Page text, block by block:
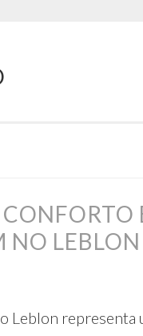
NO LEBLON
Leblon